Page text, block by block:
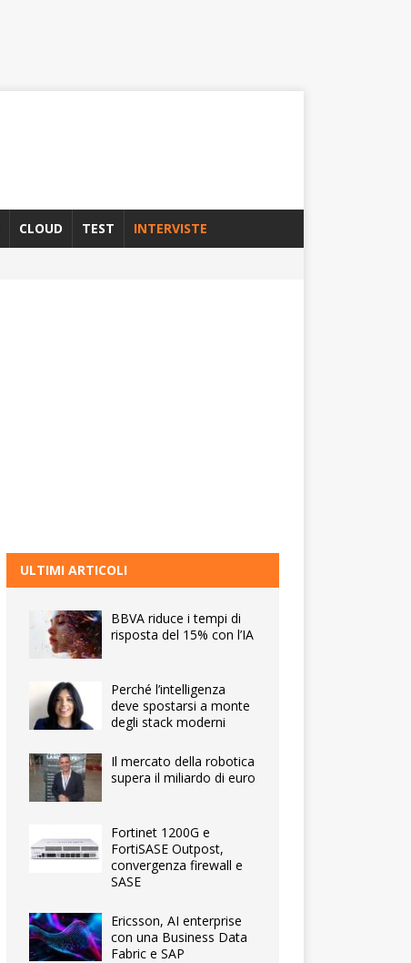
CLOUD TEST INTERVISTE
ULTIMI ARTICOLI
BBVA riduce i tempi di
risposta del 15% con l’IA
Perché l’intelligenza
deve spostarsi a monte
degli stack moderni
Il mercato della robotica
supera il miliardo di euro
Fortinet 1200G e
FortiSASE Outpost,
convergenza firewall e
SASE
Ericsson, AI enterprise
con una Business Data
Fabric e SAP